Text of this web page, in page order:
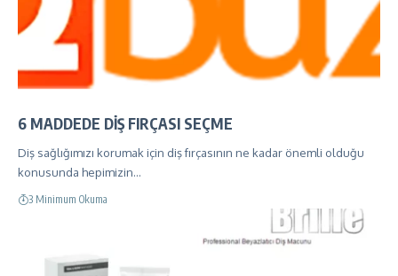
6 MADDEDE DİŞ FIRÇASI SEÇME
Diş sağlığımızı korumak için diş fırçasının ne kadar önemli olduğu
konusunda hepimizin…
3 Minimum Okuma